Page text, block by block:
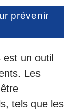
prévenir
est un outil
Les
tels que les